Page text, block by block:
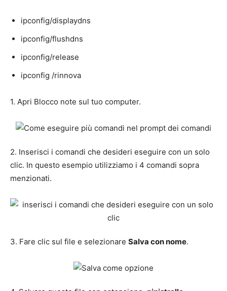
ipconfig/displaydns
ipconfig/flushdns
ipconfig/release
ipconfig /rinnova
1. Apri Blocco note sul tuo computer.
2. Inserisci i comandi che desideri eseguire con un solo
clic. In questo esempio utilizziamo i 4 comandi sopra
menzionati.
3. Fare clic sul file e selezionare Salva con nome.